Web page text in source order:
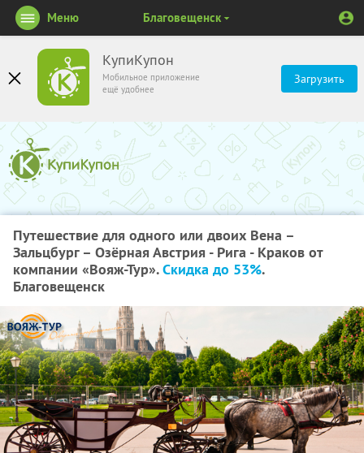
КупиКупон
Мобильное приложение
ещё удобнее
Загрузить
Меню Благовещенск
Путешествие для одного или двоих Вена –
Зальцбург – Озёрная Австрия - Рига - Краков от
компании «Вояж-Тур».Скидка до 53%.
Благовещенск